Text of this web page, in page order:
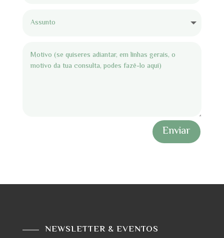
Enviar
NEWSLETTER & EVENTOS